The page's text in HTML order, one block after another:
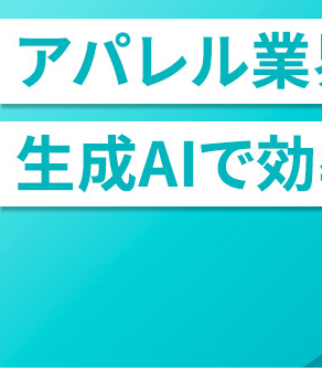
デジタルマーケ
ワールドの実践経